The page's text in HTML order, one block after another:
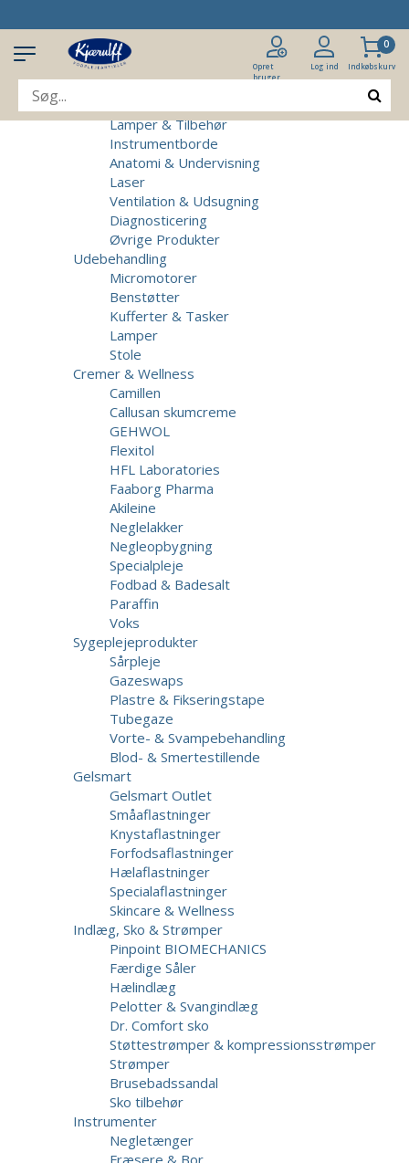
Opret
bruger
Log ind
0
Indkøbskurv
Klinikudstyr
Patientstole
Massagebrikse
Lamper & Tilbehør
Instrumentborde
Anatomi & Undervisning
Laser
Ventilation & Udsugning
Diagnosticering
Øvrige Produkter
Udebehandling
Micromotorer
Benstøtter
Kufferter & Tasker
Lamper
Stole
Cremer & Wellness
Camillen
Callusan skumcreme
GEHWOL
Flexitol
HFL Laboratories
Faaborg Pharma
Akileine
Neglelakker
Negleopbygning
Specialpleje
Fodbad & Badesalt
Paraffin
Voks
Sygeplejeprodukter
Sårpleje
Gazeswaps
Plastre & Fikseringstape
Tubegaze
Vorte- & Svampebehandling
Blod- & Smertestillende
Gelsmart
Gelsmart Outlet
Småaflastninger
Knystaflastninger
Forfodsaflastninger
Hælaflastninger
Specialaflastninger
Skincare & Wellness
Indlæg, Sko & Strømper
Pinpoint BIOMECHANICS
Færdige Såler
Hælindlæg
Pelotter & Svangindlæg
Dr. Comfort sko
Støttestrømper & kompressionsstrømper
Strømper
Brusebadssandal
Sko tilbehør
Instrumenter
Negletænger
Fræsere & Bor